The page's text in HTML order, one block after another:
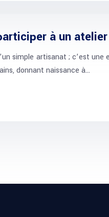
à un
simple artisanat ; c’est
donnant naissance à…